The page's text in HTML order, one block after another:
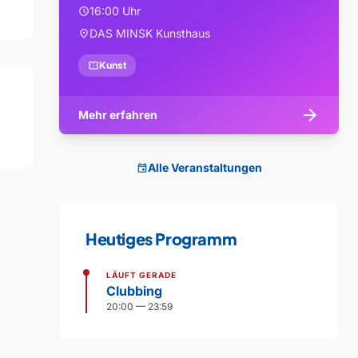
schedule16:00 Uhr
location_onDAS MINSK Kunsthaus
confirmation_numberKunst
Mehr erfahren arrow_forward
eventAlle Veranstaltungen
Heutiges Programm
LÄUFT GERADE
Clubbing
20:00 — 23:59